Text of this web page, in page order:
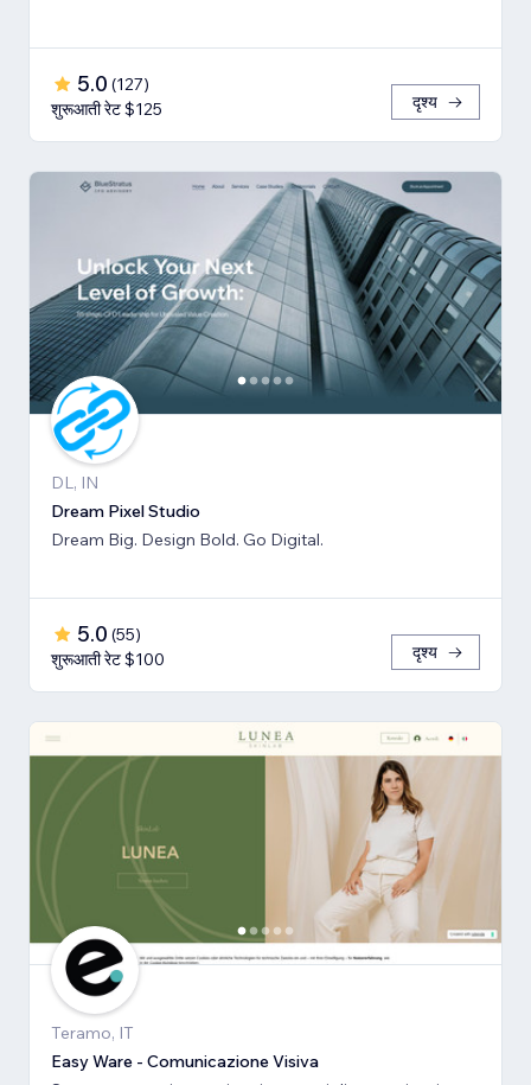
5.0 (127)
शुरूआती रेट $125
दृश्य
DL, IN
Dream Pixel Studio
Dream Big. Design Bold. Go Digital.
5.0 (55)
शुरूआती रेट $100
दृश्य
Teramo, IT
Easy Ware - Comunicazione Visiva